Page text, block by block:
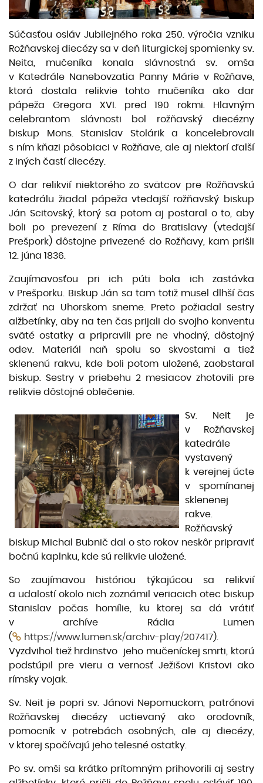
Súčasťou osláv Jubilejného roka 250. výročia vzniku
Rožňavskej diecézy sa v deň liturgickej spomienky sv.
Neita, mučeníka konala slávnostná sv. omša
v Katedrále Nanebovzatia Panny Márie v Rožňave,
ktorá dostala relikvie tohto mučeníka ako dar
pápeža Gregora XVI. pred 190 rokmi. Hlavným
celebrantom slávnosti bol rožňavský diecézny
biskup Mons. Stanislav Stolárik a koncelebrovali
s ním kňazi pôsobiaci v Rožňave, ale aj niektorí ďalší
z iných častí diecézy.
O dar relikvií niektorého zo svätcov pre Rožňavskú
katedrálu žiadal pápeža vtedajší rožňavský biskup
Ján Scitovský, ktorý sa potom aj postaral o to, aby
boli po prevezení z Ríma do Bratislavy (vtedajší
Prešpork) dôstojne privezené do Rožňavy, kam prišli
12. júna 1836.
Zaujímavosťou pri ich púti bola ich zastávka
v Prešporku. Biskup Ján sa tam totiž musel dlhší čas
zdržať na Uhorskom sneme. Preto požiadal sestry
alžbetínky, aby na ten čas prijali do svojho konventu
sväté ostatky a pripravili pre ne vhodný, dôstojný
odev. Materiál naň spolu so skvostami a tiež
sklenenú rakvu, kde boli potom uložené, zaobstaral
biskup. Sestry v priebehu 2 mesiacov zhotovili pre
relikvie dôstojné oblečenie.
Sv. Neit je
v Rožňavskej
katedrále
vystavený
k verejnej úcte
v spomínanej
sklenenej
rakve.
Rožňavský
biskup Michal Bubnič dal o sto rokov neskôr pripraviť
bočnú kaplnku, kde sú relikvie uložené.
So zaujímavou históriou týkajúcou sa relikvií
a udalostí okolo nich zoznámil veriacich otec biskup
Stanislav počas homílie, ku ktorej sa dá vrátiť
v archíve Rádia Lumen
(
https://www.lumen.sk/archiv-play/207417).
Vyzdvihol tiež hrdinstvo jeho mučeníckej smrti, ktorú
podstúpil pre vieru a vernosť Ježišovi Kristovi ako
rímsky vojak.
Sv. Neit je popri sv. Jánovi Nepomuckom, patrónovi
Rožňavskej diecézy uctievaný ako orodovník,
pomocník v potrebách osobných, ale aj diecézy,
v ktorej spočívajú jeho telesné ostatky.
Po sv. omši sa krátko prítomným prihovorili aj sestry